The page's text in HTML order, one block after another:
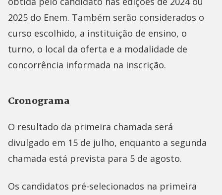
2025 do Enem. Também serão considerados o
curso escolhido, a instituição de ensino, o
turno, o local da oferta e a modalidade de
concorrência informada na inscrição.
Cronograma
O resultado da primeira chamada será
divulgado em 15 de julho, enquanto a segunda
chamada está prevista para 5 de agosto.
Os candidatos pré-selecionados na primeira